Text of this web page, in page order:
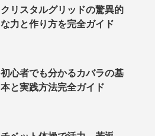
クリスタルグリッドの驚異的
な力と作り方を完全ガイド
初心者でも分かるカバラの基
本と実践方法完全ガイド